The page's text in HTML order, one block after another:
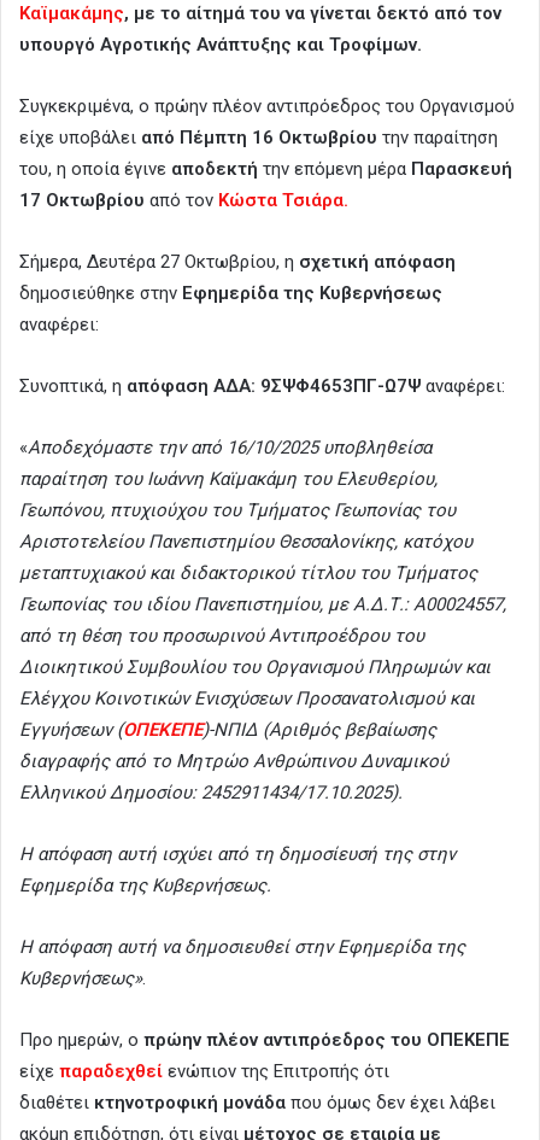
Καϊμακάμης, με το αίτημά του να γίνεται δεκτό από τον
υπουργό Αγροτικής Ανάπτυξης και Τροφίμων.
Συγκεκριμένα, ο πρώην πλέον αντιπρόεδρος του Οργανισμού
είχε υποβάλει από Πέμπτη 16 Οκτωβρίου την παραίτηση
του, η οποία έγινε αποδεκτή την επόμενη μέρα Παρασκευή
17 Οκτωβρίου από τον Κώστα Τσιάρα.
Σήμερα, Δευτέρα 27 Οκτωβρίου, η σχετική απόφαση
δημοσιεύθηκε στην Εφημερίδα της Κυβερνήσεως
αναφέρει:
Συνοπτικά, η απόφαση ΑΔΑ: 9ΣΨΦ4653ΠΓ-Ω7Ψ αναφέρει:
«Αποδεχόμαστε την από 16/10/2025 υποβληθείσα
παραίτηση του Ιωάννη Καϊμακάμη του Ελευθερίου,
Γεωπόνου, πτυχιούχου του Τμήματος Γεωπονίας του
Αριστοτελείου Πανεπιστημίου Θεσσαλονίκης, κατόχου
μεταπτυχιακού και διδακτορικού τίτλου του Τμήματος
Γεωπονίας του ιδίου Πανεπιστημίου, με Α.Δ.Τ.: Α00024557,
από τη θέση του προσωρινού Αντιπροέδρου του
Διοικητικού Συμβουλίου του Οργανισμού Πληρωμών και
Ελέγχου Κοινοτικών Ενισχύσεων Προσανατολισμού και
Εγγυήσεων (ΟΠΕΚΕΠΕ)-ΝΠΙΔ (Αριθμός βεβαίωσης
διαγραφής από το Μητρώο Ανθρώπινου Δυναμικού
Ελληνικού Δημοσίου: 2452911434/17.10.2025).
Η απόφαση αυτή ισχύει από τη δημοσίευσή της στην
Εφημερίδα της Κυβερνήσεως.
Η απόφαση αυτή να δημοσιευθεί στην Εφημερίδα της
Κυβερνήσεως».
Προ ημερών, ο πρώην πλέον αντιπρόεδρος του ΟΠΕΚΕΠΕ
είχε παραδεχθεί ενώπιον της Επιτροπής ότι
διαθέτει κτηνοτροφική μονάδα που όμως δεν έχει λάβει
ακόμη επιδότηση, ότι είναι μέτοχος σε εταιρία με